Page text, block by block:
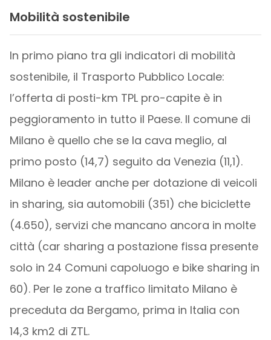
Mobilità sostenibile
In primo piano tra gli indicatori di mobilità
sostenibile, il Trasporto Pubblico Locale:
l’offerta di posti-km TPL pro-capite è in
peggioramento in tutto il Paese. Il comune di
Milano è quello che se la cava meglio, al
primo posto (14,7) seguito da Venezia (11,1).
Milano è leader anche per dotazione di veicoli
in sharing, sia automobili (351) che biciclette
(4.650), servizi che mancano ancora in molte
città (car sharing a postazione fissa presente
solo in 24 Comuni capoluogo e bike sharing in
60). Per le zone a traffico limitato Milano è
preceduta da Bergamo, prima in Italia con
14,3 km2 di ZTL.